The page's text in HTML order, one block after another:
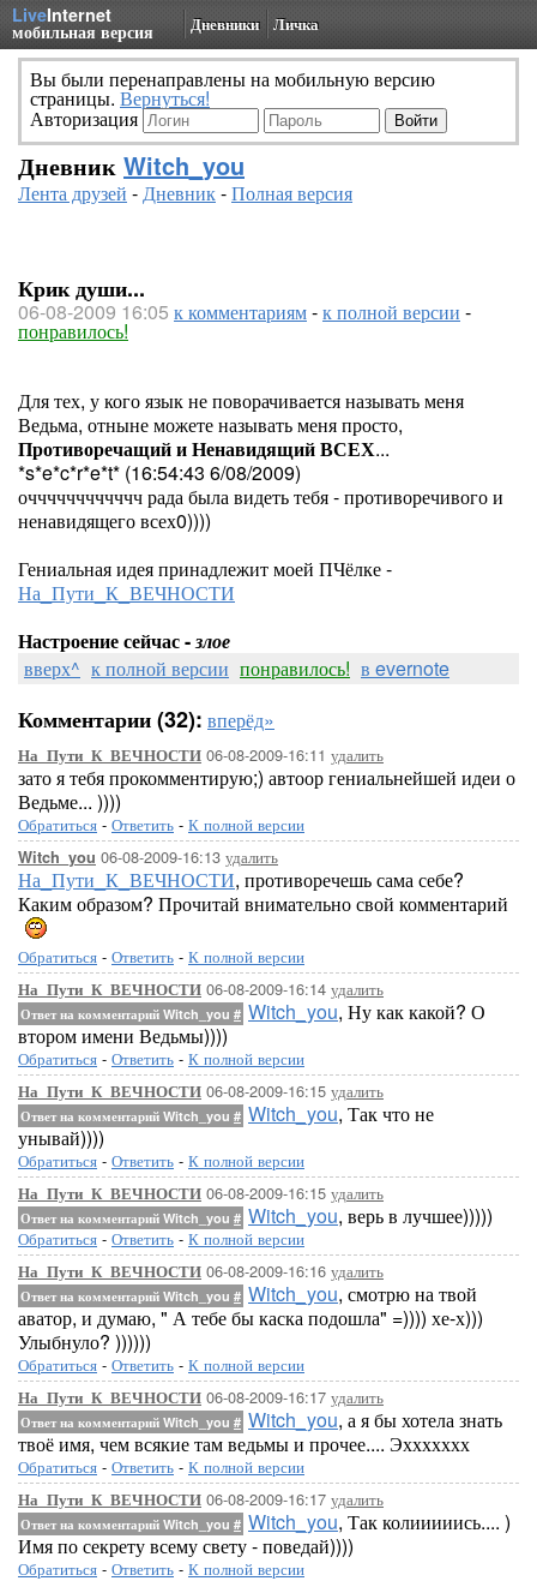
LiveInternet
мобильная версия Дневники Личка
Вы были перенаправлены на мобильную версию
страницы. Вернуться!
Авторизация
Дневник Witch_you
Лента друзей -Дневник-Полная версия
Крик души...
06-08-2009 16:05 к комментариям-к полной версии -
понравилось!
Для тех, у кого язык не поворачивается называть меня
Ведьма, отныне можете называть меня просто,
Противоречащий и Ненавидящий ВСЕХ...
*s*e*c*r*e*t* (16:54:43 6/08/2009)
очччччччччччч рада была видеть тебя - противоречивого и
ненавидящего всех0))))
Гениальная идея принадлежит моей ПЧёлке -
На_Пути_К_ВЕЧНОСТИ
Настроение сейчас -злое
вверх^ к полной версии понравилось! в evernote
Комментарии (32): вперёд»
На_Пути_К_ВЕЧНОСТИ 06-08-2009-16:11 удалить
зато я тебя прокомментирую;) автоор гениальнейшей идеи о
Ведьме... ))))
Обратиться - Ответить - К полной версии
Witch_you 06-08-2009-16:13 удалить
На_Пути_К_ВЕЧНОСТИ, противоречешь сама себе?
Каким образом? Прочитай внимательно свой комментарий
Обратиться - Ответить - К полной версии
На_Пути_К_ВЕЧНОСТИ 06-08-2009-16:14 удалить
Ответ на комментарий Witch_you # Witch_you, Ну как какой? О
втором имени Ведьмы))))
Обратиться - Ответить - К полной версии
На_Пути_К_ВЕЧНОСТИ 06-08-2009-16:15 удалить
Ответ на комментарий Witch_you # Witch_you, Так что не
унывай))))
Обратиться - Ответить - К полной версии
На_Пути_К_ВЕЧНОСТИ 06-08-2009-16:15 удалить
Ответ на комментарий Witch_you # Witch_you, верь в лучшее)))))
Обратиться - Ответить - К полной версии
На_Пути_К_ВЕЧНОСТИ 06-08-2009-16:16 удалить
Ответ на комментарий Witch_you # Witch_you, смотрю на твой
аватор, и думаю, " А тебе бы каска подошла" =)))) хе-х)))
Улыбнуло? ))))))
Обратиться - Ответить - К полной версии
На_Пути_К_ВЕЧНОСТИ 06-08-2009-16:17 удалить
Ответ на комментарий Witch_you # Witch_you, а я бы хотела знать
твоё имя, чем всякие там ведьмы и прочее.... Эххххххх
Обратиться - Ответить - К полной версии
На_Пути_К_ВЕЧНОСТИ 06-08-2009-16:17 удалить
Ответ на комментарий Witch_you # Witch_you, Так колииииись.... )
Имя по секрету всему свету - поведай))))
Обратиться - Ответить - К полной версии